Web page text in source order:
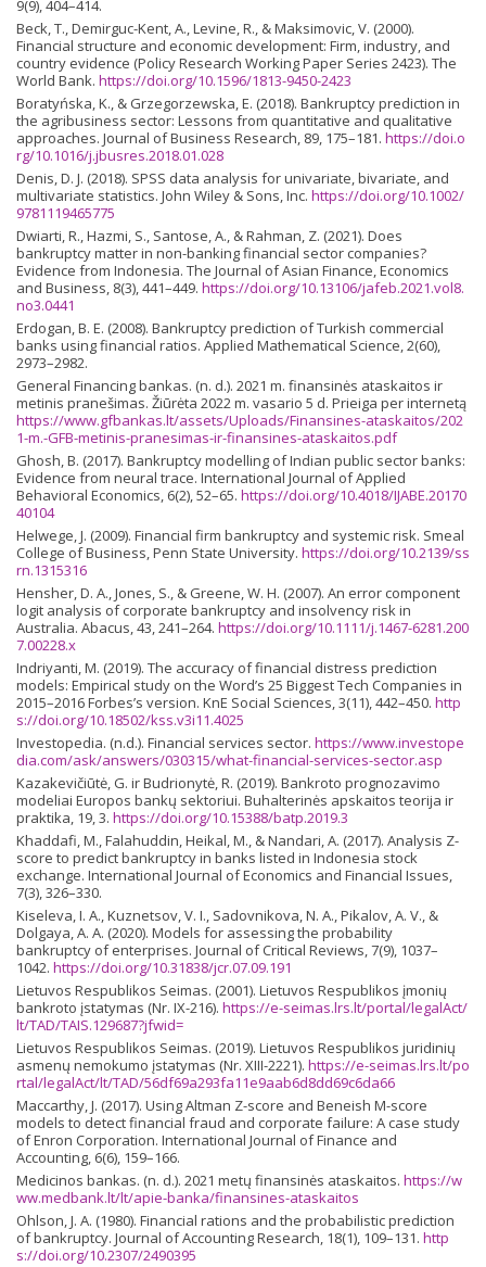
9(9), 404–414.
Beck, T., Demirguc-Kent, A., Levine, R., & Maksimovic, V. (2000).
Financial structure and economic development: Firm, industry, and
country evidence (Policy Research Working Paper Series 2423). The
World Bank. https://doi.org/10.1596/1813-9450-2423
Boratyńska, K., & Grzegorzewska, E. (2018). Bankruptcy prediction in
the agribusiness sector: Lessons from quantitative and qualitative
approaches. Journal of Business Research, 89, 175–181. https://doi.o
rg/10.1016/j.jbusres.2018.01.028
Denis, D. J. (2018). SPSS data analysis for univariate, bivariate, and
multivariate statistics. John Wiley & Sons, Inc. https://doi.org/10.1002/
9781119465775
Dwiarti, R., Hazmi, S., Santose, A., & Rahman, Z. (2021). Does
bankruptcy matter in non-banking financial sector companies?
Evidence from Indonesia. The Journal of Asian Finance, Economics
and Business, 8(3), 441–449. https://doi.org/10.13106/jafeb.2021.vol8.
no3.0441
Erdogan, B. E. (2008). Bankruptcy prediction of Turkish commercial
banks using financial ratios. Applied Mathematical Science, 2(60),
2973–2982.
General Financing bankas. (n. d.). 2021 m. finansinės ataskaitos ir
metinis pranešimas. Žiūrėta 2022 m. vasario 5 d. Prieiga per internetą
https://www.gfbankas.lt/assets/Uploads/Finansines-ataskaitos/202
1-m.-GFB-metinis-pranesimas-ir-finansines-ataskaitos.pdf
Ghosh, B. (2017). Bankruptcy modelling of Indian public sector banks:
Evidence from neural trace. International Journal of Applied
Behavioral Economics, 6(2), 52–65. https://doi.org/10.4018/IJABE.20170
40104
Helwege, J. (2009). Financial firm bankruptcy and systemic risk. Smeal
College of Business, Penn State University. https://doi.org/10.2139/ss
rn.1315316
Hensher, D. A., Jones, S., & Greene, W. H. (2007). An error component
logit analysis of corporate bankruptcy and insolvency risk in
Australia. Abacus, 43, 241–264. https://doi.org/10.1111/j.1467-6281.200
7.00228.x
Indriyanti, M. (2019). The accuracy of financial distress prediction
models: Empirical study on the Word’s 25 Biggest Tech Companies in
2015–2016 Forbes’s version. KnE Social Sciences, 3(11), 442–450. http
s://doi.org/10.18502/kss.v3i11.4025
Investopedia. (n.d.). Financial services sector. https://www.investope
dia.com/ask/answers/030315/what-financial-services-sector.asp
Kazakevičiūtė, G. ir Budrionytė, R. (2019). Bankroto prognozavimo
modeliai Europos bankų sektoriui. Buhalterinės apskaitos teorija ir
praktika, 19, 3. https://doi.org/10.15388/batp.2019.3
Khaddafi, M., Falahuddin, Heikal, M., & Nandari, A. (2017). Analysis Z-
score to predict bankruptcy in banks listed in Indonesia stock
exchange. International Journal of Economics and Financial Issues,
7(3), 326–330.
Kiseleva, I. A., Kuznetsov, V. I., Sadovnikova, N. A., Pikalov, A. V., &
Dolgaya, A. A. (2020). Models for assessing the probability
bankruptcy of enterprises. Journal of Critical Reviews, 7(9), 1037–
1042. https://doi.org/10.31838/jcr.07.09.191
Lietuvos Respublikos Seimas. (2001). Lietuvos Respublikos įmonių
bankroto įstatymas (Nr. IX-216). https://e-seimas.lrs.lt/portal/legalAct/
lt/TAD/TAIS.129687?jfwid=
Lietuvos Respublikos Seimas. (2019). Lietuvos Respublikos juridinių
asmenų nemokumo įstatymas (Nr. XIII-2221). https://e-seimas.lrs.lt/po
rtal/legalAct/lt/TAD/56df69a293fa11e9aab6d8dd69c6da66
Maccarthy, J. (2017). Using Altman Z-score and Beneish M-score
models to detect financial fraud and corporate failure: A case study
of Enron Corporation. International Journal of Finance and
Accounting, 6(6), 159–166.
Medicinos bankas. (n. d.). 2021 metų finansinės ataskaitos. https://w
ww.medbank.lt/lt/apie-banka/finansines-ataskaitos
Ohlson, J. A. (1980). Financial rations and the probabilistic prediction
of bankruptcy. Journal of Accounting Research, 18(1), 109–131. http
s://doi.org/10.2307/2490395